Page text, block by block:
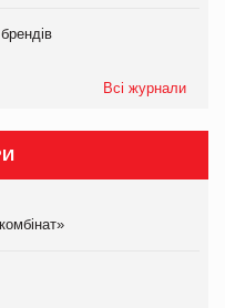
Всі журнали